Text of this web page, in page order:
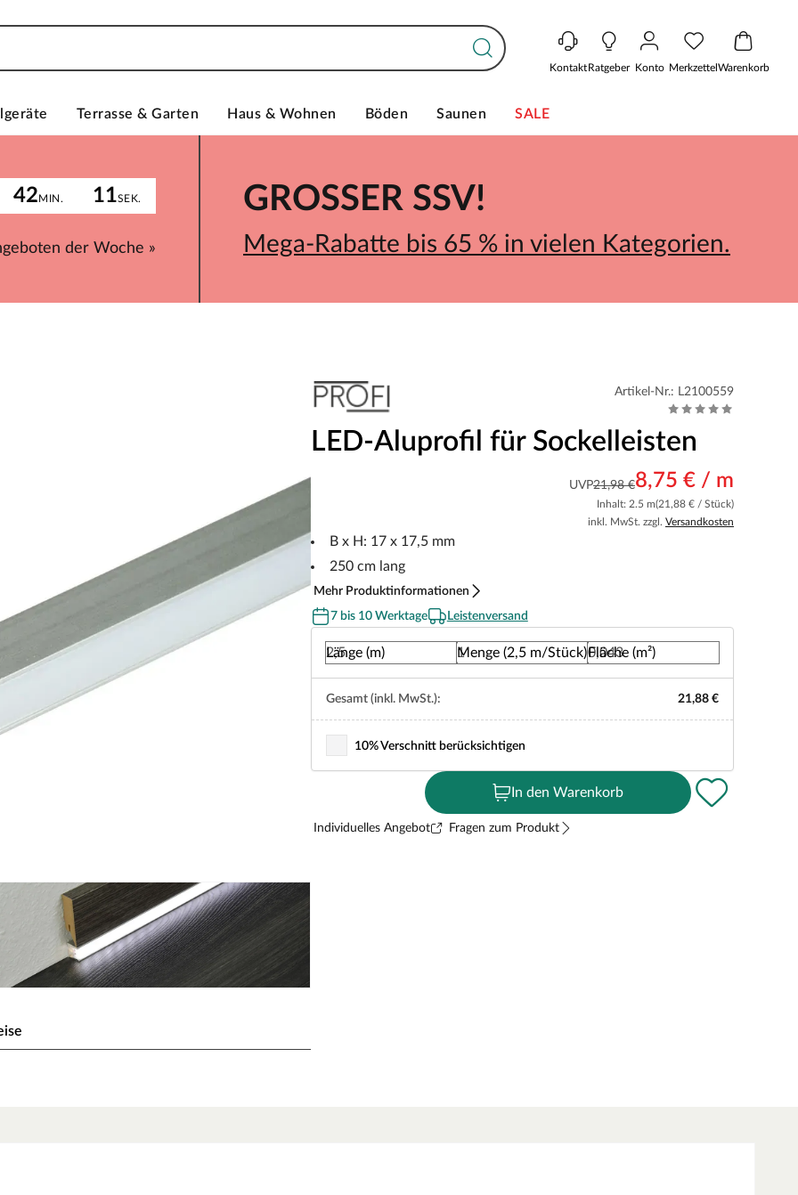
KontaktRatgeber Konto MerkzettelWarenkorb
Terrasse & Garten Haus & Wohnen Böden Saunen SALE
42MIN. 11SEK.
der Woche »
GROSSER SSV!
Mega-Rabatte bis 65 % in vielen Kategorien.
Artikel-Nr.: L2100559
LED-Aluprofil für Sockelleisten
UVP21,98 €8,75 € / m
Inhalt: 2.5 m(21,88 € / Stück)
inkl. MwSt. zzgl. Versandkosten
B x H: 17 x 17,5 mm
250 cm lang
Mehr Produktinformationen
7 bis 10 Werktage
Leistenversand
Länge (m) Menge (2,5 m/Stück)Fläche (m²)
Gesamt (inkl. MwSt.): 21,88 €
10% Verschnitt berücksichtigen
In den Warenkorb
Individuelles Angebot Fragen zum Produkt